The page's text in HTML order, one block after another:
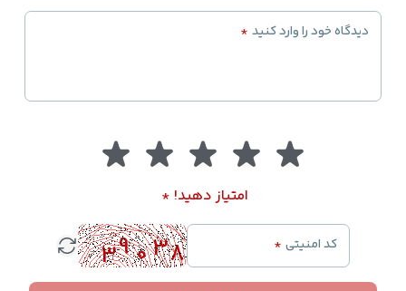
دیدگاه خود را وارد کنید *
امتیاز دهید! *
کد امنیتی *